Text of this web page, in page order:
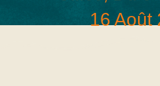
16 Août